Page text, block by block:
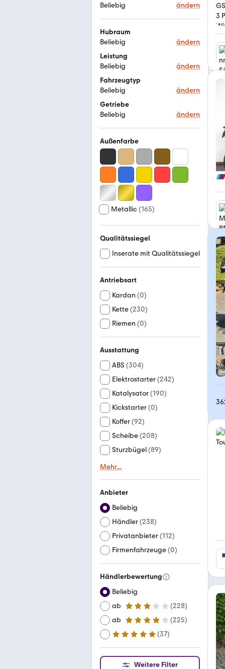
Beliebig
ändern
Hubraum
Beliebig
ändern
Leistung
Beliebig
ändern
Fahrzeugtyp
Beliebig
ändern
Getriebe
Beliebig
ändern
Außenfarbe
Metallic(165)
Qualitätssiegel
Inserate mit Qualitätssiegel
Antriebsart
Kardan (0)
Kette(230)
Riemen (0)
Ausstattung
ABS (304)
Elektrostarter(242)
Katalysator(190)
Kickstarter(0)
Koffer(92)
Scheibe(208)
Sturzbügel(89)
Mehr...
Anbieter
Beliebig
Händler(238)
Privatanbieter(112)
Firmenfahrzeuge(0)
Händlerbewertung
Beliebig
ab
3 Sterne (228)
ab
4 Sterne (225)
ab
5 Sterne (37)
Weitere Filter